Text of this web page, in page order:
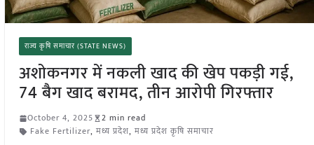
राज्य कृषि समाचार (STATE NEWS)
अशोकनगर में नकली खाद की खेप पकड़ी गई,
74 बैग खाद बरामद, तीन आरोपी गिरफ्तार
October 4, 2025
2 min read
Fake Fertilizer, मध्य प्रदेश, मध्य प्रदेश कृषि समाचार